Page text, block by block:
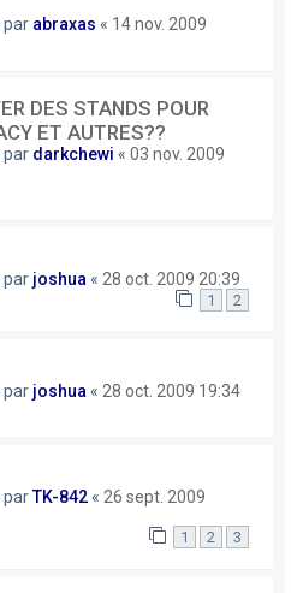
par abraxas « 14 nov. 2009
DES STANDS POUR
ET AUTRES??
par darkchewi « 03 nov. 2009
par joshua « 28 oct. 2009 20:39
1 2
par joshua « 28 oct. 2009 19:34
parTK-842 « 26 sept. 2009
1 2 3